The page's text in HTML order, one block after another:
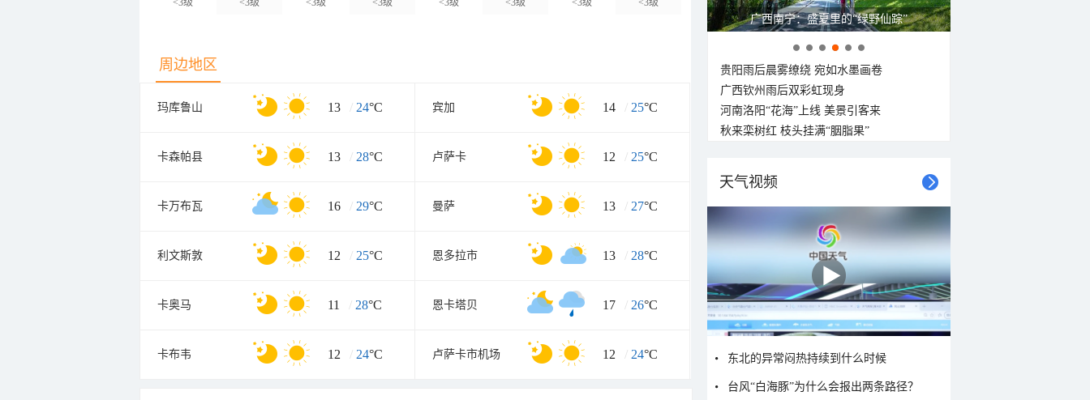
<3级 <3级 <3级 <3级 <3级 <3级 <3级 <3级
周边地区
玛库鲁山 13 / 24°C 宾加 14 / 25°C
卡森帕县 13 / 28°C 卢萨卡 12 / 25°C
卡万布瓦 16 / 29°C 曼萨 13 / 27°C
利文斯敦 12 / 25°C 恩多拉市 13 / 28°C
卡奥马 11 / 28°C 恩卡塔贝 17 / 26°C
卡布韦 12 / 24°C 卢萨卡市机场 12 / 24°C
广西南宁：盛夏里的“绿野仙踪”
贵阳雨后晨雾缭绕 宛如水墨画卷
广西钦州雨后双彩虹现身
河南洛阳“花海”上线 美景引客来
秋来栾树红 枝头挂满“胭脂果”
天气视频
东北的异常闷热持续到什么时候
台风“白海豚”为什么会报出两条路径？